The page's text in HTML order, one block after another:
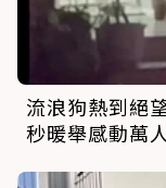
流浪狗熱到絕
秒暖舉感動萬人